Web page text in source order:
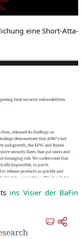
eine Short-Atta­
ins Visier der BaFin